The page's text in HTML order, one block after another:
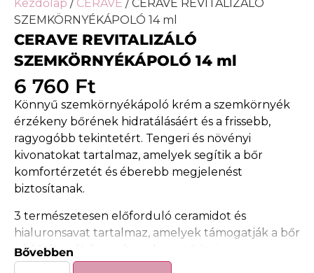
Kezdőlap / CERAVE / CERAVE REVITALIZÁLÓ
SZEMKÖRNYÉKÁPOLÓ 14 ml
CERAVE REVITALIZÁLÓ
SZEMKÖRNYÉKÁPOLÓ 14 ml
6 760 Ft
Könnyű szemkörnyékápoló krém a szemkörnyék
érzékeny bőrének hidratálásáért és a frissebb,
ragyogóbb tekintetért. Tengeri és növényi
kivonatokat tartalmaz, amelyek segítik a bőr
komfortérzetét és éberebb megjelenést
biztosítanak.
3 természetesen előforduló ceramidot és
hialuronsavat tartalmaz, amelyek támogatják a bőr
védőrétegét és segítenek megőrizni a
nedvességet.
Bővebben